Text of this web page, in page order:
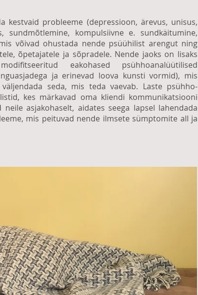
kestvaid probleeme (depressioon, ärevus, unisus,
sundmõtlemine, kompulsiivne e. sundkäitumine,
võivad ohustada nende psüühilist arengut ning
õpetajatele ja sõpradele. Nende jaoks on lisaks
eakohased psühhoanalüütilised
ja erinevad loova kunsti vormid), mis
seda, mis teda vaevab. Laste psühho-
kes märkavad oma kliendi kommunikatsiooni
asjakohaselt, aidates seega lapsel lahendada
mis peituvad nende ilmsete sümptomite all ja